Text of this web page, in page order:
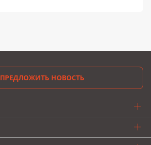
ПРЕДЛОЖИТЬ НОВОСТЬ